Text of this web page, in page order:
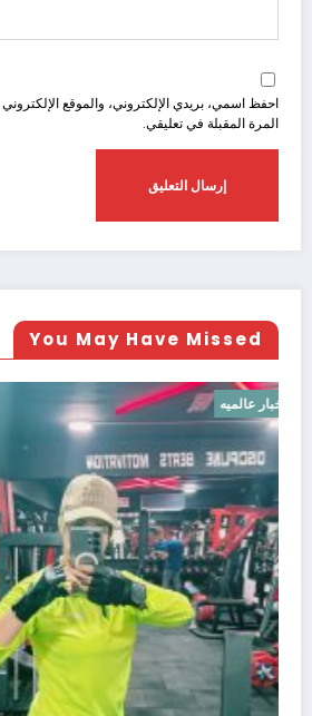
احفظ اسمي، بريدي الإلكتروني، والموقع
المرة المقبلة في تعليقي.
You May Have Missed
اخبار عالميه